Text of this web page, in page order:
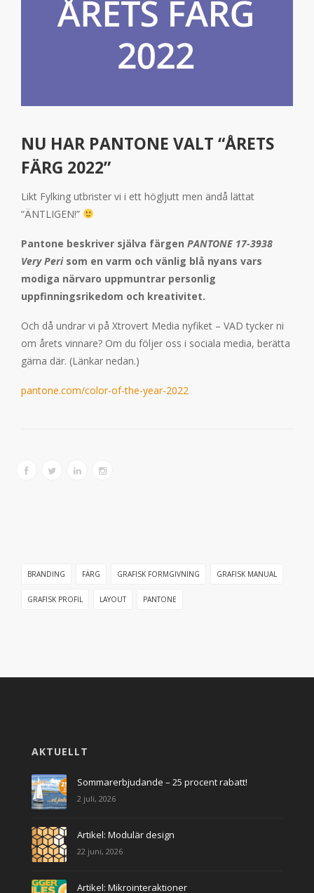
NU HAR PANTONE VALT “ÅRETS
FÄRG 2022”
Likt Fylking utbrister vi i ett högljutt men ändå lättat
“ÄNTLIGEN!”
Pantone beskriver själva färgen PANTONE 17-3938
Very Perisom en varm och vänlig blå nyans vars
modiga närvaro uppmuntrar personlig
uppfinningsrikedom och kreativitet.
Och då undrar vi på Xtrovert Media nyfiket – VAD tycker ni
om årets vinnare? Om du följer oss i sociala media, berätta
gärna där. (Länkar nedan.)
pantone.com/color-of-the-year-2022
BRANDING FÄRG GRAFISK FORMGIVNING GRAFISK MANUAL
GRAFISK PROFIL LAYOUT PANTONE
AKTUELLT
Sommarerbjudande – 25 procent rabatt!
2 juli, 2026
Artikel: Modulär design
22 juni, 2026
Artikel: Mikrointeraktioner